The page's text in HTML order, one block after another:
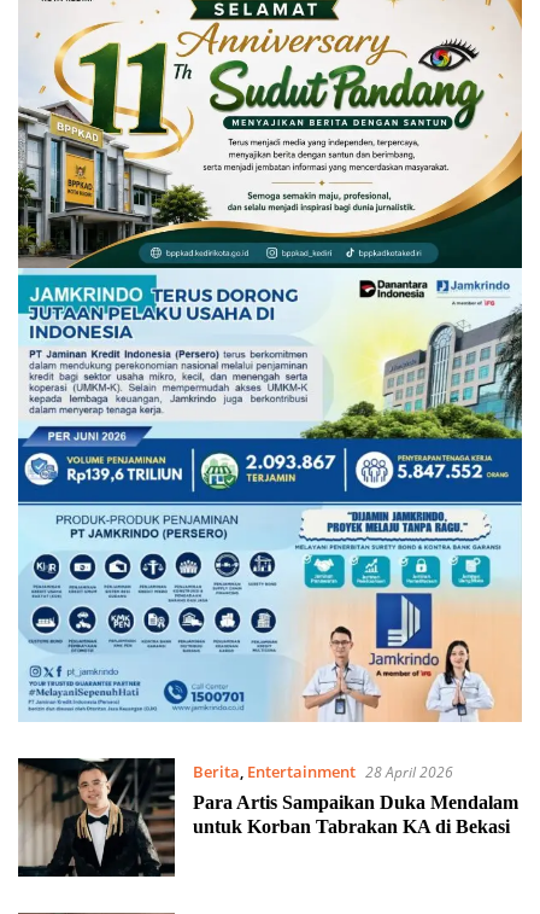
Berita, Entertainment 28 April 2026
Para Artis Sampaikan Duka Mendalam
untuk Korban Tabrakan KA di Bekasi